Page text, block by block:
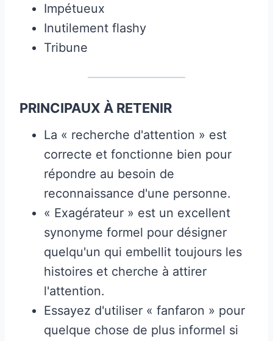
Impétueux
Inutilement flashy
Tribune
PRINCIPAUX À RETENIR
La « recherche d'attention » est
correcte et fonctionne bien pour
répondre au besoin de
reconnaissance d'une personne.
« Exagérateur » est un excellent
synonyme formel pour désigner
quelqu'un qui embellit toujours les
histoires et cherche à attirer
l'attention.
Essayez d'utiliser « fanfaron » pour
quelque chose de plus informel si